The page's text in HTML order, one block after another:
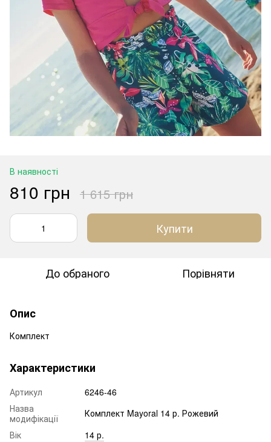
В наявності
810 грн 1 615 грн
Купити
До обраного Порівняти
Опис
Комплект
Характеристики
Артикул
6246-46
Назва
модифікації
Комплект Mayoral 14 р. Рожевий
Вік
14 р.